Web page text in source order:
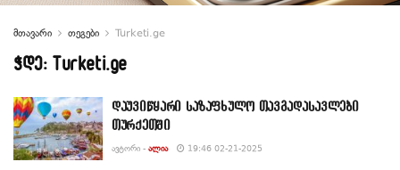
მთავარი თეგები Turketi.ge
ჭდე: Turketi.ge
დაუვიწყარი საზაფხულო თავგადასავლები
თურქეთში
ᲐᲕᲢᲝᲠᲘ - ᲐᲚᲘᲐ 19:46 02-21-2025